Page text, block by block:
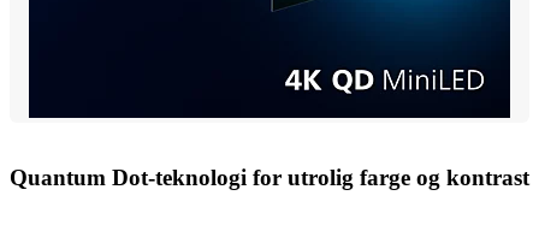
Quantum Dot-teknologi for utrolig farge og kontrast